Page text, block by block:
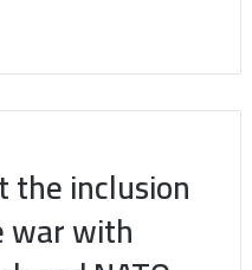
the inclusion
war with